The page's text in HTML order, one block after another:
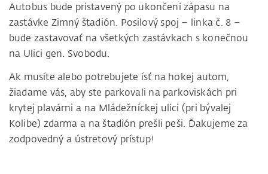
Autobus bude pristavený po ukončení zápasu na
zastávke Zimný štadión. Posilový spoj – linka č. 8 –
bude zastavovať na všetkých zastávkach s konečnou
na Ulici gen. Svobodu.
Ak musíte alebo potrebujete ísť na hokej autom,
žiadame vás, aby ste parkovali na parkoviskách pri
krytej plavárni a na Mládežníckej ulici (pri bývalej
Kolibe) zdarma a na štadión prešli peši. Ďakujeme za
zodpovedný a ústretový prístup!